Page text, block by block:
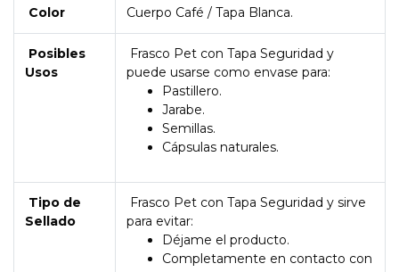
Color Cuerpo Café / Tapa Blanca.
Posibles
Usos
Frasco Pet con Tapa Seguridad y
puede usarse como envase para:
Pastillero.
Jarabe.
Semillas.
Cápsulas naturales.
Tipo de
Sellado
Frasco Pet con Tapa Seguridad y sirve
para evitar:
Déjame el producto.
Completamente en contacto con